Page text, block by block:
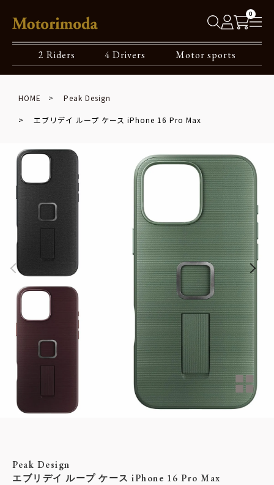
0
2 Riders 4 Drivers Motor sports
HOME Peak Design
エブリデイ ループ ケース iPhone 16 Pro Max
Peak Design
エブリデイ ループ ケース iPhone 16 Pro Max